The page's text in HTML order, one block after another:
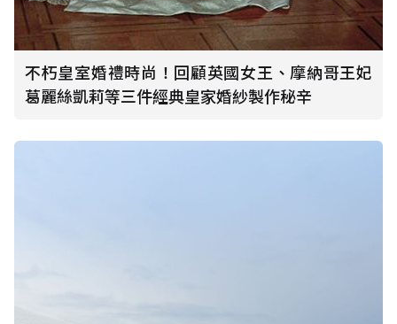
不朽皇室婚禮時尚！回顧英國女王、摩納哥王妃
葛麗絲凱莉等三件經典皇家婚紗製作秘辛